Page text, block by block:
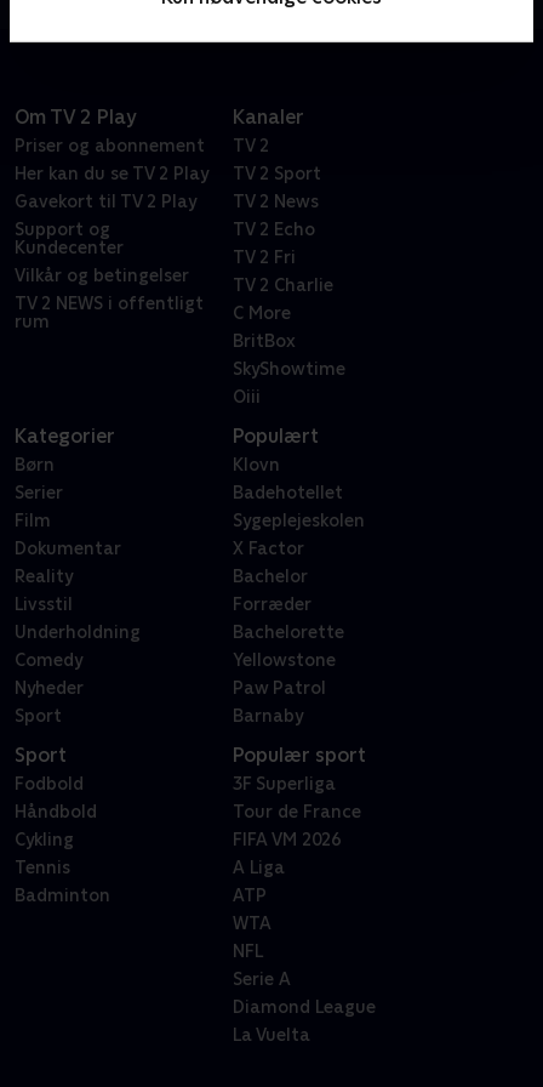
Om TV 2 Play
Priser og abonnement
Her kan du se TV 2 Play
Gavekort til TV 2 Play
Support og
Kundecenter
Vilkår og betingelser
TV 2 NEWS i offentligt
rum
Kanaler
TV 2
TV 2 Sport
TV 2 News
TV 2 Echo
TV 2 Fri
TV 2 Charlie
C More
BritBox
SkyShowtime
Oiii
Kategorier
Børn
Serier
Film
Dokumentar
Reality
Livsstil
Underholdning
Comedy
Nyheder
Sport
Populært
Klovn
Badehotellet
Sygeplejeskolen
X Factor
Bachelor
Forræder
Bachelorette
Yellowstone
Paw Patrol
Barnaby
Sport
Fodbold
Håndbold
Cykling
Tennis
Badminton
Populær sport
3F Superliga
Tour de France
FIFA VM 2026
A Liga
ATP
WTA
NFL
Serie A
Diamond League
La Vuelta